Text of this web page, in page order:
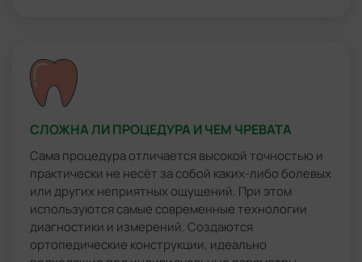
СЛОЖНА ЛИ ПРОЦЕДУРА И ЧЕМ ЧРЕВАТА
Сама процедура отличается высокой точностью и
практически не несёт за собой каких-либо болевых
или других неприятных ощущений. При этом
используются самые современные технологии
диагностики и измерений. Создаются
ортопедические конструкции, идеально